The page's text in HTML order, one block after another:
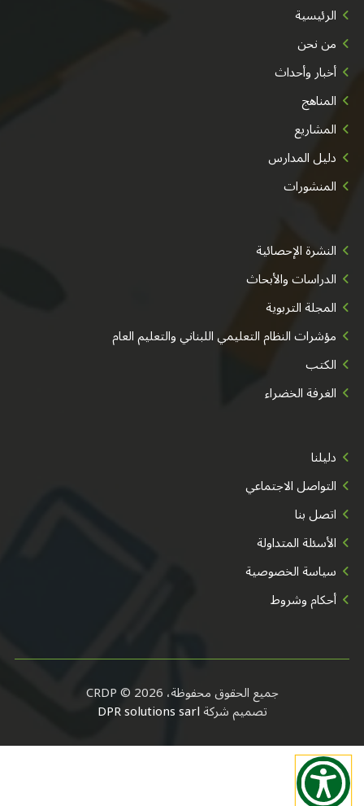
الرئيسية
من نحن
أخبار وأحداث
المناهج
المشاريع
دليل المدارس
المنشورات
النشرة الإحصائية
الدراسات والأبحاث
المجلة التربوية
مؤشرات النظام التعليمي اللبناني والتعليم العام
الكتب
الغرفة الخضراء
دليلنا
التواصل الاجتماعي
اتصل بنا
الأسئلة المتداولة
سياسة الخصوصية
أحكام وشروط
جميع الحقوق محفوظة، CRDP © 2026
تصميم شركةDPR solutions sarl